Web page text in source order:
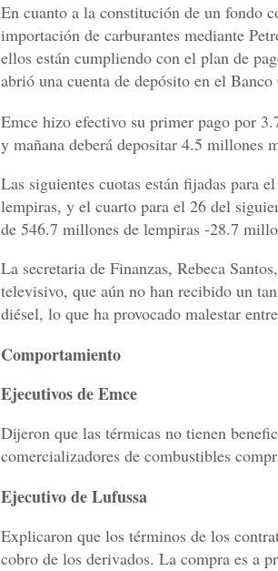
En cuanto a la constitución de un fondo
importación de carburantes mediante
ellos están cumpliendo con el plan de
abrió una cuenta de depósito en el
Emce hizo efectivo su primer pago por
y mañana deberá depositar 4.5 millones
Las siguientes cuotas están fijadas para
lempiras, y el cuarto para el 26 del
de 546.7 millones de lempiras -28.7
La secretaria de Finanzas, Rebeca
televisivo, que aún no han recibido un
diésel, lo que ha provocado malestar
Comportamiento
Ejecutivos de Emce
Dijeron que las térmicas no tienen
comercializadores de combustibles
Ejecutivo de Lufussa
Explicaron que los términos de los
cobro de los derivados. La compra es a